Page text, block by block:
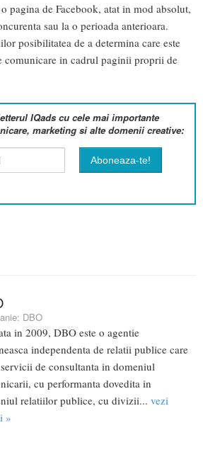
pagina de Facebook, atat in mod absolut,
sau la o perioada anterioara.
posibilitatea de a determina care este
comunicare in cadrul paginii proprii de
IQads cu cele mai importante
marketing si alte domenii creative:
DBO
in 2009, DBO este o agentie
independenta de relatii publice care
de consultanta in domeniul
cu performanta dovedita in
relatiilor publice, cu divizii... vezi
»